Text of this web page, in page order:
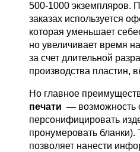
500-1000 экземпляров.
заказах используется
которая уменьшает
но увеличивает время
за счет длительной
производства пластин,
Но главное
печати — возможность
персонифицировать
пронумеровать бланки).
позволяет нанести